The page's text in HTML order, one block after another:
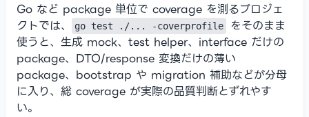
Go など package 単位で coverage を測るプロジェ
クトでは、
go test ./... -coverprofile
をそのまま
使うと、生成 mock、test helper、interface だけの
package、DTO/response 変換だけの薄い
package、bootstrap や migration 補助などが分母
に入り、総 coverage が実際の品質判断とずれやす
い。